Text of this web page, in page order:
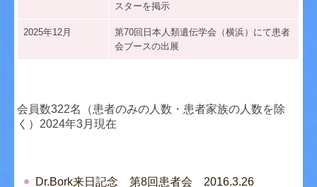
スターを掲示
2025年12月
第70回日本人類遺伝学会（横浜）にて患者
会ブースの出展
会員数322名（患者のみの人数・患者家族の人数を除
く）2024年3月現在
Dr.Bork来日記念 第8回患者会 2016.3.26